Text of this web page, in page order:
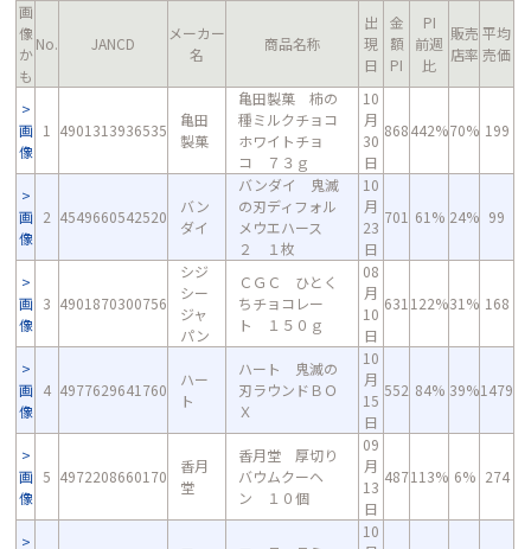
画
像
か
も
No. JANCD
メーカー
名
商品名称
出
現
日
金
額
PI
PI
前週
比
販売
店率
平均
売価
画
像
1 4901313936535
亀田
製菓
亀田製菓 柿の
種ミルクチョコ
ホワイトチョ
コ ７３ｇ
10
月
30
日
868442%70% 199
画
像
2 4549660542520
バン
ダイ
バンダイ 鬼滅
の刃ディフォル
メウエハース
２ １枚
10
月
23
日
701 61% 24% 99
画
像
3 4901870300756
シジ
シー
ジャ
パン
ＣＧＣ ひとく
ちチョコレー
ト １５０ｇ
08
月
10
日
631 122%31% 168
画
像
4 4977629641760
ハー
ト
ハート 鬼滅の
刃ラウンドＢＯ
Ｘ
10
月
15
日
552 84% 39%1479
画
像
5 4972208660170
香月
堂
香月堂 厚切り
バウムクーヘ
ン １０個
09
月
13
日
487113% 6% 274
10